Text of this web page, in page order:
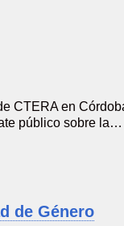
CTERA en
público sobre la…
de Género